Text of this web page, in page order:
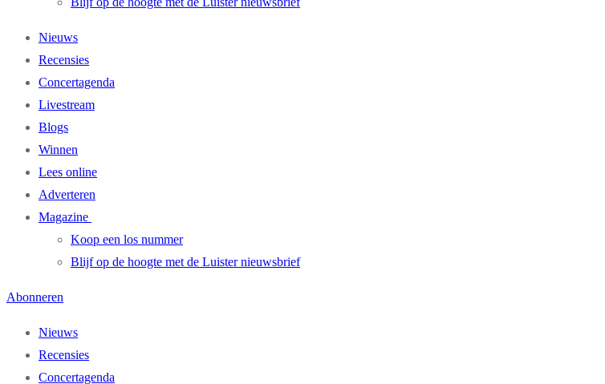
Nieuws
Recensies
Concertagenda
Livestream
Blogs
Winnen
Lees online
Adverteren
Magazine
Koop een los nummer
Blijf op de hoogte met de Luister nieuwsbrief
Abonneren
Nieuws
Recensies
Concertagenda